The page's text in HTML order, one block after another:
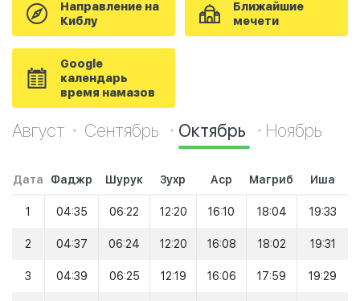
Направление на
Киблу
Ближайшие
мечети
Google
календарь
время намазов
Август Сентябрь Октябрь Ноябрь
Дата Фаджр Шурук Зухр Аср Магриб Иша
1 04:35 06:22 12:20 16:10 18:04 19:33
2 04:37 06:24 12:20 16:08 18:02 19:31
3 04:39 06:25 12:19 16:06 17:59 19:29